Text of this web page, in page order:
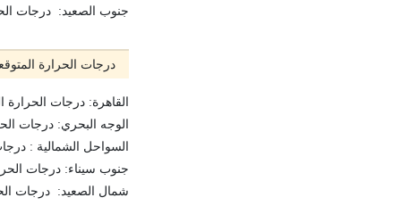
جنوب الصعيد: درجات الحرارة
درجات الحرارة المتوقعة غداً
القاهرة: درجات الحرارة
الوجه البحري: درجات الحرارة
السواحل الشمالية : درجات
جنوب سيناء: درجات الحرارة
شمال الصعيد: درجات الحرارة